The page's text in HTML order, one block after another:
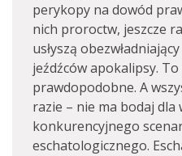
perykopy na dowód
nich proroctw, jeszcze
usłyszą
jeźdźców apokalipsy.
prawdopodobne. A
razie – nie ma bodaj dla
konkurencyjnego
eschatologicznego.